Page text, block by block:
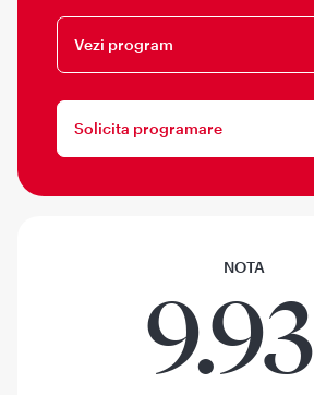
Vezi program
Solicita programare
NOTA
9.93